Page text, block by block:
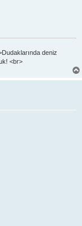
deniz
<br>